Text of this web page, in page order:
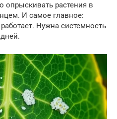
опрыскивать растения в
И самое главное:
Нужна системность